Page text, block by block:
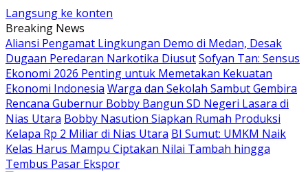
Langsung ke konten
Breaking News
Aliansi Pengamat Lingkungan Demo di Medan, Desak
Dugaan Peredaran Narkotika DiusutSofyan Tan: Sensus
Ekonomi 2026 Penting untuk Memetakan Kekuatan
Ekonomi Indonesia Warga dan Sekolah Sambut Gembira
Rencana Gubernur Bobby Bangun SD Negeri Lasara di
Nias Utara Bobby Nasution Siapkan Rumah Produksi
Kelapa Rp 2 Miliar di Nias Utara BI Sumut: UMKM Naik
Kelas Harus Mampu Ciptakan Nilai Tambah hingga
Tembus Pasar Ekspor